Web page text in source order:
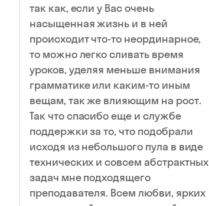
так как, если у Вас очень
насыщенная жизнь и в ней
происходит что-то неординарное,
то можно легко сливать время
уроков, уделяя меньше внимания
грамматике или каким-то иным
вещам, так же влияющим на рост.
Так что спасибо еще и службе
поддержки за то, что подобрали
исходя из небольшого пула в виде
технических и совсем абстрактных
задач мне подходящего
преподавателя. Всем любви, ярких